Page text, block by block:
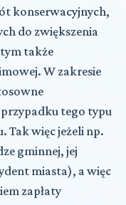
konserwacyjnych,
do zwiększenia
także
W zakresie
tego typu
Tak więc jeżeli np.
gminnej, jej
miasta), a więc
zapłaty